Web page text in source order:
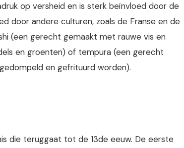
op versheid en is sterk beïnvloed door de
door andere culturen, zoals de Franse en de
(een gerecht gemaakt met rauwe vis en
en groenten) of tempura (een gerecht
en gefrituurd worden).
die teruggaat tot de 13de eeuw. De eerste